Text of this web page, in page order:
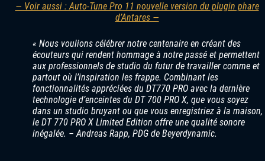
— Voir aussi : Auto-Tune Pro 11 nouvelle version du plugin phare
d’Antares —
« Nous voulions célébrer notre centenaire en créant des
écouteurs qui rendent hommage à notre passé et permettent
aux professionnels de studio du futur de travailler comme et
partout où l’inspiration les frappe. Combinant les
fonctionnalités appréciées du DT770 PRO avec la dernière
technologie d’enceintes du DT 700 PRO X, que vous soyez
dans un studio bruyant ou que vous enregistriez à la maison,
le DT 770 PRO X Limited Edition offre une qualité sonore
inégalée. – Andreas Rapp, PDG de Beyerdynamic.